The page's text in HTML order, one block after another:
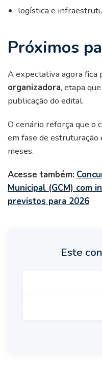
logística e
Próximos
A expectativa agora fica
organizadora, etapa
publicação do edital.
O cenário reforça que o
em fase de
meses.
Acesse também:
Municipal (GCM) com
previstos para 2026
Este